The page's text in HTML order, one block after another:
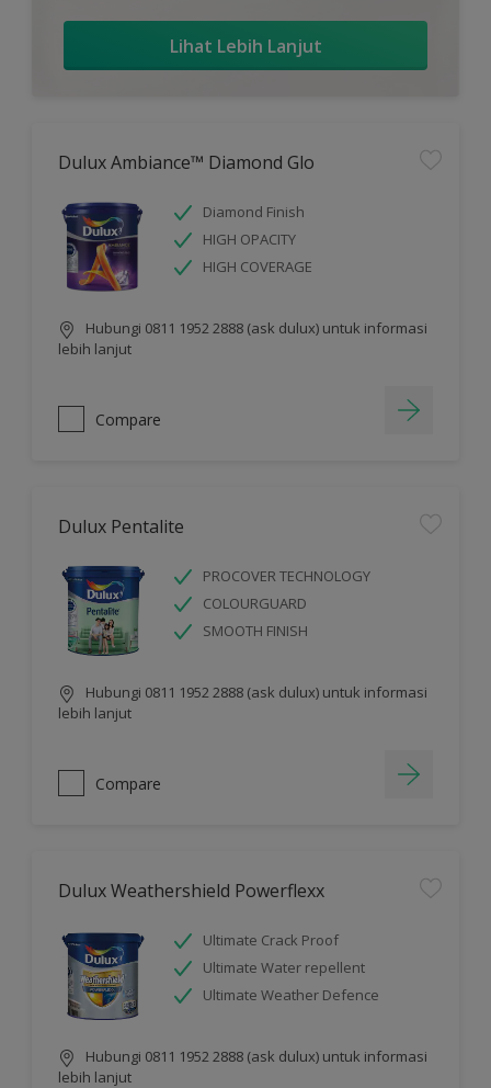
Lihat Lebih Lanjut
Dulux Ambiance™ Diamond Glo
Diamond Finish
HIGH OPACITY
HIGH COVERAGE
Hubungi 0811 1952 2888 (ask dulux) untuk informasi
lebih lanjut
Compare
Dulux Pentalite
PROCOVER TECHNOLOGY
COLOURGUARD
SMOOTH FINISH
Hubungi 0811 1952 2888 (ask dulux) untuk informasi
lebih lanjut
Compare
Dulux Weathershield Powerflexx
Ultimate Crack Proof
Ultimate Water repellent
Ultimate Weather Defence
Hubungi 0811 1952 2888 (ask dulux) untuk informasi
lebih lanjut